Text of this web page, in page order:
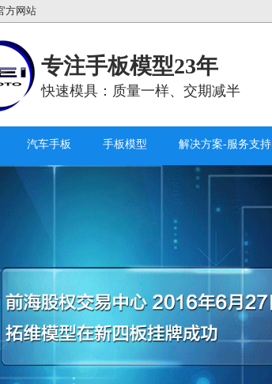
方网站
专注手板模型23年
快速模具：质量一样、交期减半
汽车手板 手板模型 解决方案-服务支持